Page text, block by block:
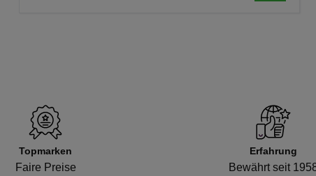
Topmarken
Faire Preise
Erfahrung
Bewährt seit